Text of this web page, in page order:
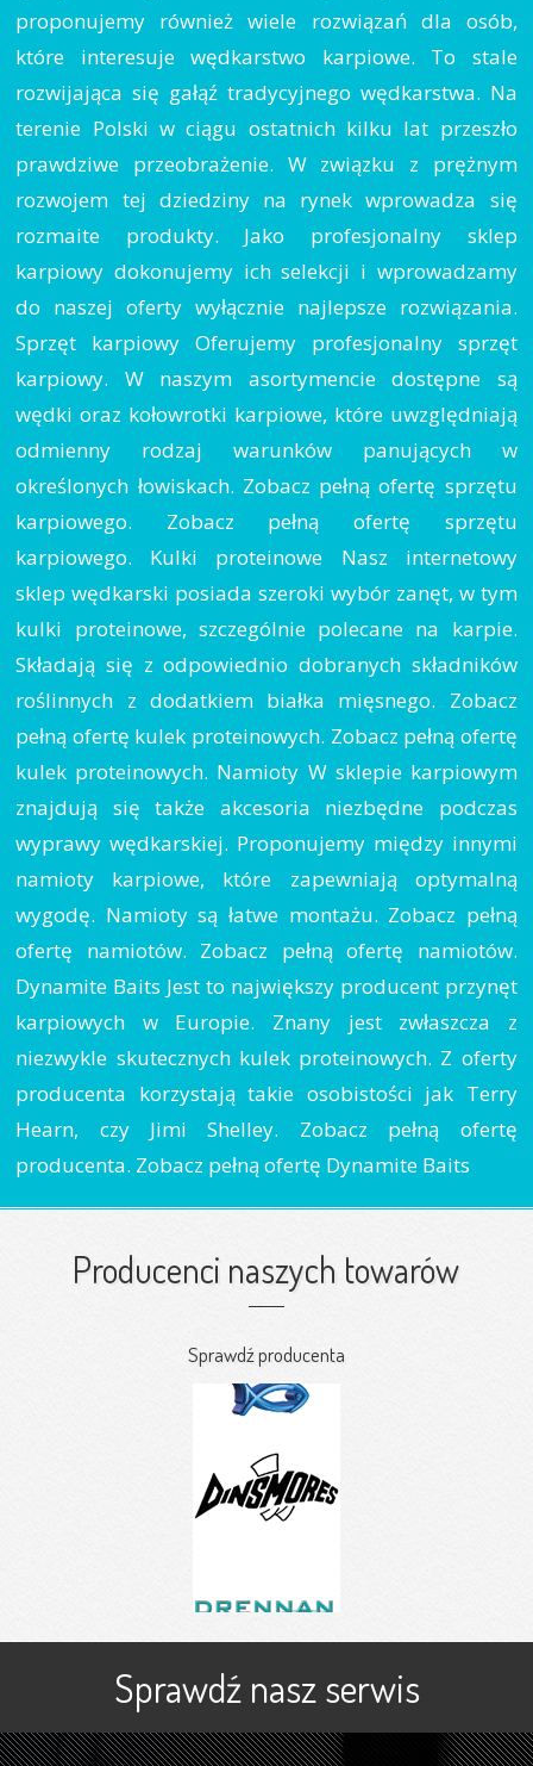
proponujemy również wiele rozwiązań dla osób,
które interesuje wędkarstwo karpiowe. To stale
rozwijająca się gałąź tradycyjnego wędkarstwa. Na
terenie Polski w ciągu ostatnich kilku lat przeszło
prawdziwe przeobrażenie. W związku z prężnym
rozwojem tej dziedziny na rynek wprowadza się
rozmaite produkty. Jako profesjonalny sklep
karpiowy dokonujemy ich selekcji i wprowadzamy
do naszej oferty wyłącznie najlepsze rozwiązania.
Sprzęt karpiowy Oferujemy profesjonalny sprzęt
karpiowy. W naszym asortymencie dostępne są
wędki oraz kołowrotki karpiowe, które uwzględniają
odmienny rodzaj warunków panujących w
określonych łowiskach. Zobacz pełną ofertę sprzętu
karpiowego. Zobacz pełną ofertę sprzętu
karpiowego. Kulki proteinowe Nasz internetowy
sklep wędkarski posiada szeroki wybór zanęt, w tym
kulki proteinowe, szczególnie polecane na karpie.
Składają się z odpowiednio dobranych składników
roślinnych z dodatkiem białka mięsnego. Zobacz
pełną ofertę kulek proteinowych. Zobacz pełną ofertę
kulek proteinowych. Namioty W sklepie karpiowym
znajdują się także akcesoria niezbędne podczas
wyprawy wędkarskiej. Proponujemy między innymi
namioty karpiowe, które zapewniają optymalną
wygodę. Namioty są łatwe montażu. Zobacz pełną
ofertę namiotów. Zobacz pełną ofertę namiotów.
Dynamite Baits Jest to największy producent przynęt
karpiowych w Europie. Znany jest zwłaszcza z
niezwykle skutecznych kulek proteinowych. Z oferty
producenta korzystają takie osobistości jak Terry
Hearn, czy Jimi Shelley. Zobacz pełną ofertę
producenta. Zobacz pełną ofertę Dynamite Baits
Producenci naszych towarów
Sprawdź producenta
Sprawdź nasz serwis